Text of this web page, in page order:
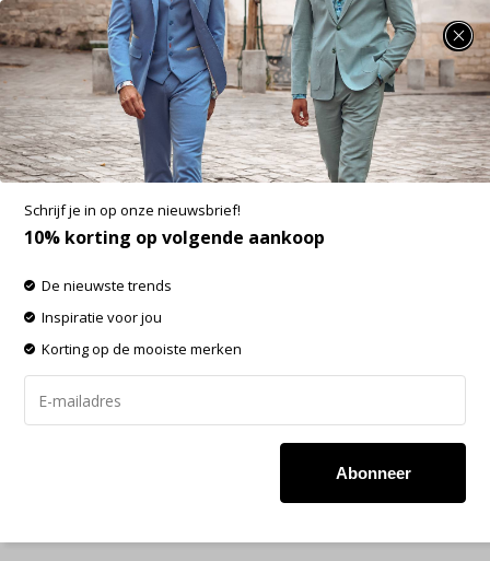
SUMMER SALE: 25% t/m 50% korting op heel veel zomerse items!
Alan Red Boxershort Lasting 1Pack Wit
(7001/1)
Aan verlanglijst toevoegen
Schrijf je in op onze nieuwsbrief!
10% korting op volgende aankoop
De nieuwste trends
Inspiratie voor jou
Korting op de mooiste merken
Abonneer